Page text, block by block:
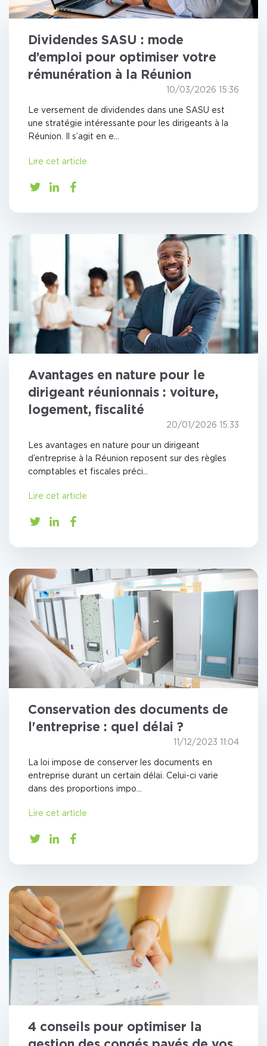
Dividendes SASU : mode
d’emploi pour optimiser votre
rémunération à la Réunion
10/03/2026 15:36
Le versement de dividendes dans une SASU est
une stratégie intéressante pour les dirigeants à la
Réunion. Il s’agit en e...
Lire cet article
Avantages en nature pour le
dirigeant réunionnais : voiture,
logement, fiscalité
20/01/2026 15:33
Les avantages en nature pour un dirigeant
d’entreprise à la Réunion reposent sur des règles
comptables et fiscales préci...
Lire cet article
Conservation des documents de
l'entreprise : quel délai ?
11/12/2023 11:04
La loi impose de conserver les documents en
entreprise durant un certain délai. Celui-ci varie
dans des proportions impo...
Lire cet article
4 conseils pour optimiser la